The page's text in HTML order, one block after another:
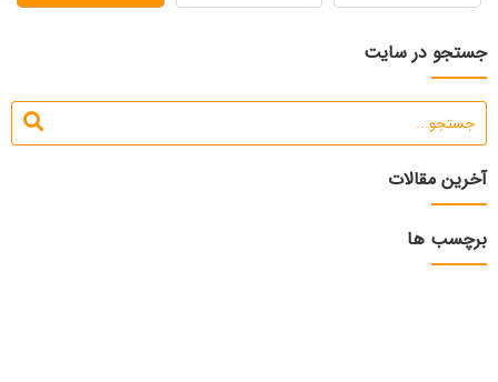
جستجو در سایت
آخرین مقالات
برچسب ها